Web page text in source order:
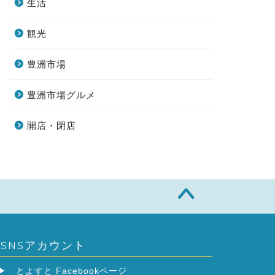
生活
観光
豊洲市場
豊洲市場グルメ
開店・閉店
SNSアカウント
とよすと Facebookページ